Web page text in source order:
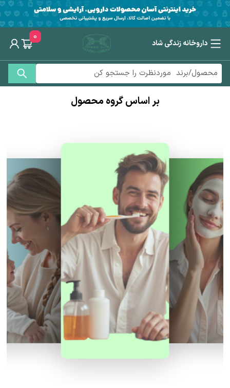
داروخانه زندگی شاد
0
بر اساس گروه محصول